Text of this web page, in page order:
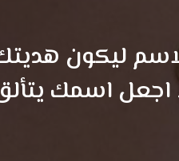
ليكون هديتك
اجعل اسمك